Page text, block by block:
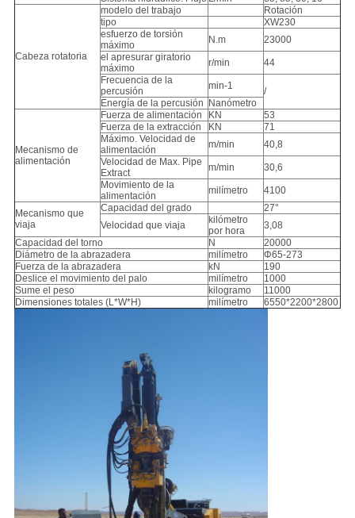
Cabeza rotatoria
modelo del trabajo
Rotación
tipo
XW230
esfuerzo de torsión
máximo
N.m
23000
el apresurar giratorio
máximo
r/min
44
Frecuencia de la
percusión
min-1
/
Energía de la percusión
Nanómetro
Mecanismo de
alimentación
Fuerza de alimentación KN
53
Fuerza de la extracción
KN
71
Máximo. Velocidad de
alimentación
m/min
40,8
Velocidad de Max. Pipe
Extract
m/min
30,6
Movimiento de la
alimentación
milímetro 4100
Mecanismo que
viaja
Capacidad del grado
27°
Velocidad que viaja
kilómetro
por hora
3,08
Capacidad del torno
N
20000
Diámetro de la abrazadera
milímetro
Φ65-273
Fuerza de la abrazadera
kN
190
Deslice el movimiento del palo
milímetro
1000
Sume el peso
kilogramo
11000
Dimensiones totales (L*W*H)
milímetro 6550*2200*2800